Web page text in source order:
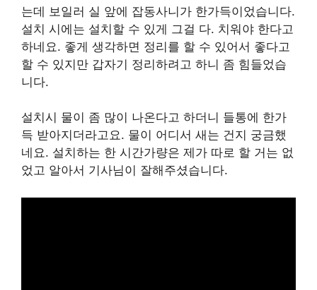
는데 보일러 실 앞에 잡동사니가 한가득이었습니다.
설치 시에는 설치할 수 있게 그걸 다. 치워야 한다고
하네요. 좋게 생각하면 정리를 할 수 있어서 좋다고
할 수 있지만 갑자기 정리하려고 하니 좀 힘들었습
니다.
설치시 물이 좀 많이 나온다고 하더니 들통에 한가
득 받아지더라고요. 물이 어디서 새는 건지 궁금했
네요. 설치하는 한 시간가량은 제가 따로 할 거는 없
었고 알아서 기사님이 잘해주셨습니다.